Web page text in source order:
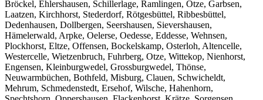
Bröckel, Ehlershausen, Schillerlage, Ramlingen, Otze, Garbsen,
Laatzen, Kirchhorst, Stederdorf, Rötgesbüttel, Ribbesbüttel,
Dedenhausen, Dollbergen, Seershausen, Sievershausen,
Hämelerwald, Arpke, Oelerse, Oedesse, Eddesse, Wehnsen,
Plockhorst, Eltze, Offensen, Bockelskamp, Osterloh, Altencelle,
Westercelle, Wietzenbruch, Fuhrberg, Otze, Wittekop, Nienhorst,
Engensen, Kleinburgwedel, Grossburgwedel, Thönse,
Neuwarmbüchen, Bothfeld, Misburg, Clauen, Schwicheldt,
Mehrum, Schmedenstedt, Ersehof, Wilsche, Hahenhorn,